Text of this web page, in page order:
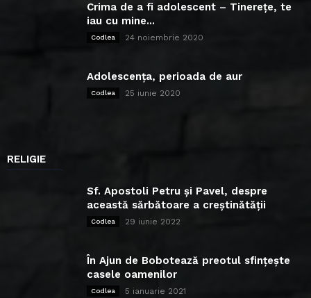
Crima de a fi adolescent – Tinerețe, te
iau cu mine...
Codlea 24 noiembrie 2020
Adolescența, perioada de aur
Codlea 25 iunie 2020
RELIGIE
Sf. Apostoli Petru și Pavel, despre
această sărbătoare a creștinătății
Codlea 29 iunie 2022
În Ajun de Bobotează preotul sfințește
casele oamenilor
Codlea 5 ianuarie 2021